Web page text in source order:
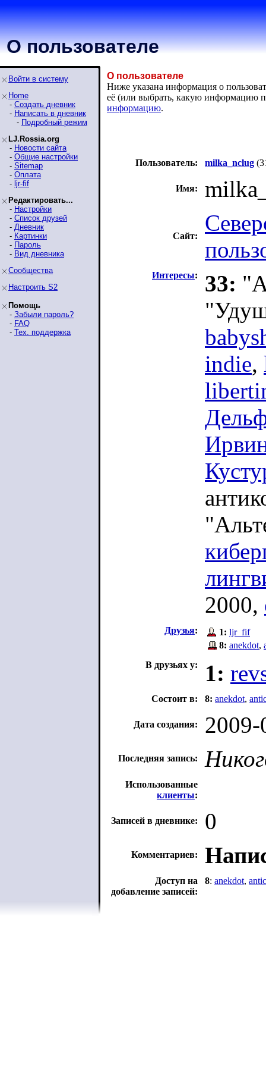
О пользователе
Войти в систему
Home
- Создать дневник
- Написать в дневник
- Подробный режим
LJ.Rossia.org
- Новости сайта
- Общие настройки
- Sitemap
- Оплата
- ljr-fif
Редактировать...
- Настройки
- Список друзей
- Дневник
- Картинки
- Пароль
- Вид дневника
Сообщества
Настроить S2
Помощь
- Забыли пароль?
- FAQ
- Тех. поддержка
О пользователе
Ниже указана информация о
её (или выбрать, какую информацию
информацию.
Пользователь: milka_nclug
Имя:
Сайт:
Интересы: 33:
indie,
2000,
Друзья: 1: ljr_fif
8: anekdot,
В друзьях у:
1:
Состоит в: 8: anekdot,
Дата создания:
Последняя запись:
Использованные
клиенты:
Записей в дневнике: 0
Комментариев:
Доступ на
добавление записей:
8: anekdot,